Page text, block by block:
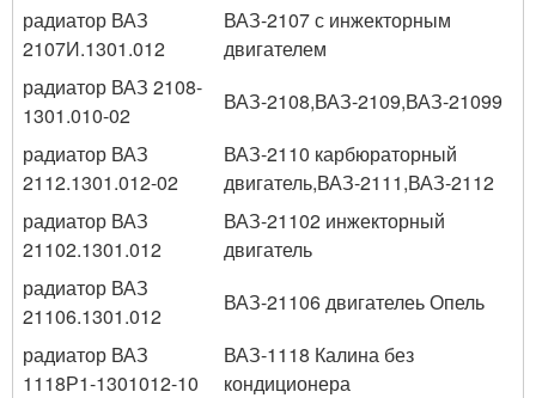
радиатор ВАЗ
2107И.1301.012
ВАЗ-2107 с инжекторным
двигателем
радиатор ВАЗ 2108-
1301.010-02
ВАЗ-2108,ВАЗ-2109,ВАЗ-21099
радиатор ВАЗ
2112.1301.012-02
ВАЗ-2110 карбюраторный
двигатель,ВАЗ-2111,ВАЗ-2112
радиатор ВАЗ
21102.1301.012
ВАЗ-21102 инжекторный
двигатель
радиатор ВАЗ
21106.1301.012
ВАЗ-21106 двигателеь Опель
радиатор ВАЗ
1118Р1-1301012-10
ВАЗ-1118 Калина без
кондиционера